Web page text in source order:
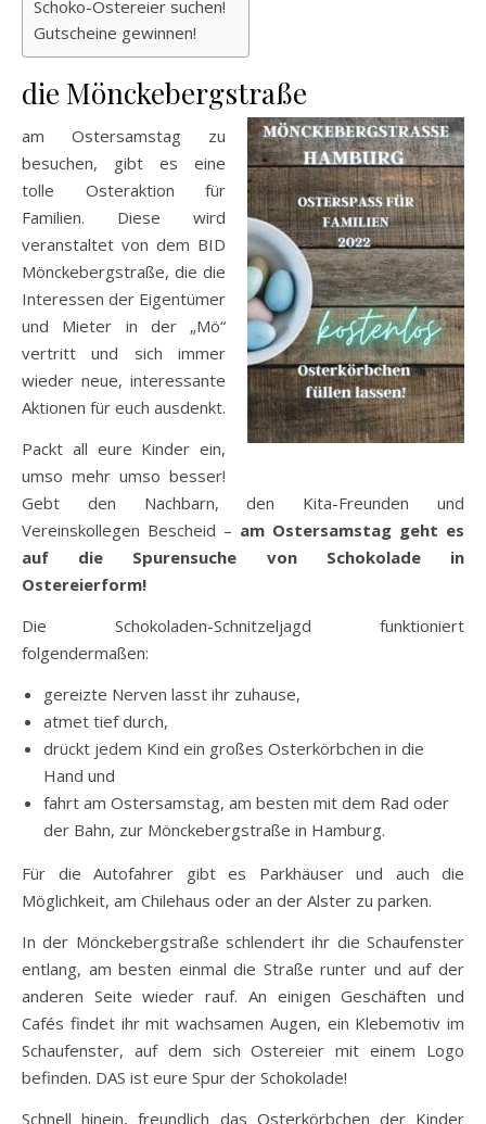
Schoko-Ostereier suchen!
Gutscheine gewinnen!
die Mönckebergstraße
am Ostersamstag zu
besuchen, gibt es eine
tolle Osteraktion für
Familien. Diese wird
veranstaltet von dem BID
Mönckebergstraße, die die
Interessen der Eigentümer
und Mieter in der „Mö“
vertritt und sich immer
wieder neue, interessante
Aktionen für euch ausdenkt.
Packt all eure Kinder ein,
umso mehr umso besser!
Gebt den Nachbarn, den Kita-Freunden und
Vereinskollegen Bescheid – am Ostersamstag geht es
auf die Spurensuche von Schokolade in
Ostereierform!
Die Schokoladen-Schnitzeljagd funktioniert
folgendermaßen:
gereizte Nerven lasst ihr zuhause,
atmet tief durch,
drückt jedem Kind ein großes Osterkörbchen in die
Hand und
fahrt am Ostersamstag, am besten mit dem Rad oder
der Bahn, zur Mönckebergstraße in Hamburg.
Für die Autofahrer gibt es Parkhäuser und auch die
Möglichkeit, am Chilehaus oder an der Alster zu parken.
In der Mönckebergstraße schlendert ihr die Schaufenster
entlang, am besten einmal die Straße runter und auf der
anderen Seite wieder rauf. An einigen Geschäften und
Cafés findet ihr mit wachsamen Augen, ein Klebemotiv im
Schaufenster, auf dem sich Ostereier mit einem Logo
befinden. DAS ist eure Spur der Schokolade!
Schnell hinein, freundlich das Osterkörbchen der Kinder